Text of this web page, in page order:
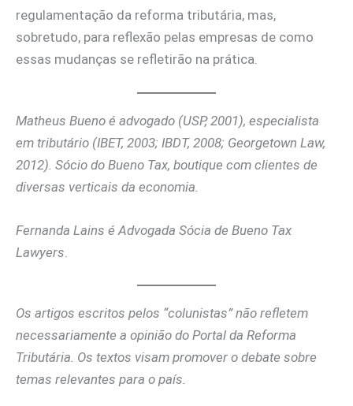
regulamentação da reforma tributária, mas,
sobretudo, para reflexão pelas empresas de como
essas mudanças se refletirão na prática.
Matheus Bueno é advogado (USP, 2001), especialista
em tributário (IBET, 2003; IBDT, 2008; Georgetown Law,
2012). Sócio do Bueno Tax, boutique com clientes de
diversas verticais da economia.
Fernanda Lains é Advogada Sócia de Bueno Tax
Lawyers
Os artigos escritos pelos “colunistas” não refletem
necessariamente a opinião do Portal da Reforma
Tributária. Os textos visam promover o debate sobre
temas relevantes para o país.